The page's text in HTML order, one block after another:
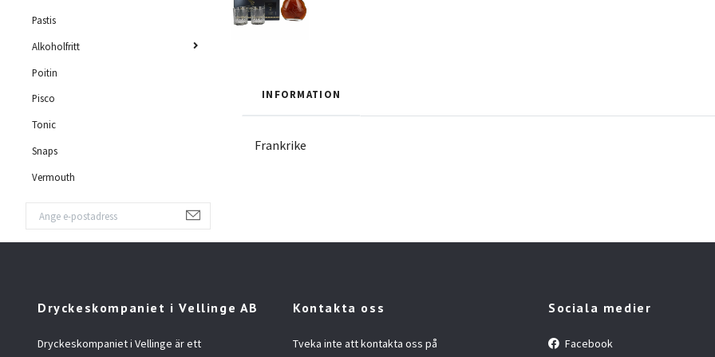
Pastis
Alkoholfritt
Poitin
Pisco
Tonic
Snaps
Vermouth
INFORMATION
Frankrike
Dryckeskompaniet i Vellinge AB
Dryckeskompaniet i Vellinge är ett
Kontakta oss
Tveka inte att kontakta oss på
Sociala medier
Facebook